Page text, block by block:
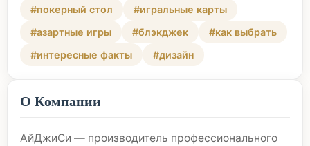
#покерный стол
#игральные карты
#азартные игры
#блэкджек
#как выбрать
#интересные факты
#дизайн
О Компании
АйДжиСи — производитель профессионального